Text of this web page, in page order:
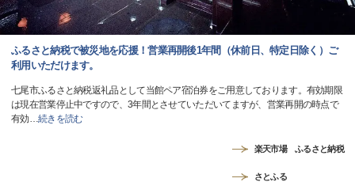
ふるさと納税で被災地を応援！営業再開後1年間（休前日、特定日除く）ご
利用いただけます。
七尾市ふるさと納税返礼品として当館ペア宿泊券をご用意しております。有効期限
は現在営業停止中ですので、3年間とさせていただいてますが、営業再開の時点で
有効…続きを読む
楽天市場 ふるさと納税
さとふる